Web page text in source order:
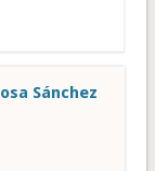
Sánchez